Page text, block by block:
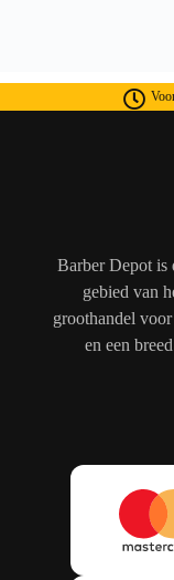
Barber Depot is
gebied van
groothandel
en een